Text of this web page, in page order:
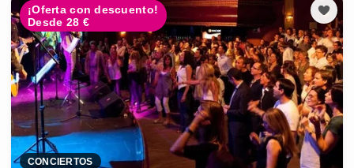
¡Oferta con descuento!
Desde 28 €
CONCIERTOS